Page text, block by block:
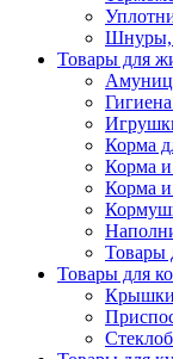
Шнуры,
Товары для
Корма
Корма и
Корма и
Товары
Товары для
Крышки